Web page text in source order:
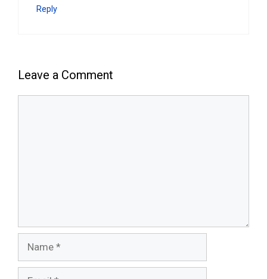
Reply
Leave a Comment